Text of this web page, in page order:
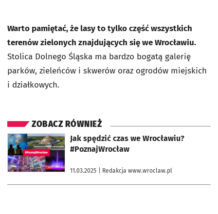
Warto pamiętać, że lasy to tylko część wszystkich
terenów zielonych znajdujących się we Wrocławiu.
Stolica Dolnego Śląska ma bardzo bogatą galerię
parków, zieleńców i skwerów oraz ogrodów miejskich
i działkowych.
ZOBACZ RÓWNIEŻ
Jak spędzić czas we Wrocławiu?
#PoznajWrocław
11.03.2025 | Redakcja www.wroclaw.pl
otworzy się w nowej karcie